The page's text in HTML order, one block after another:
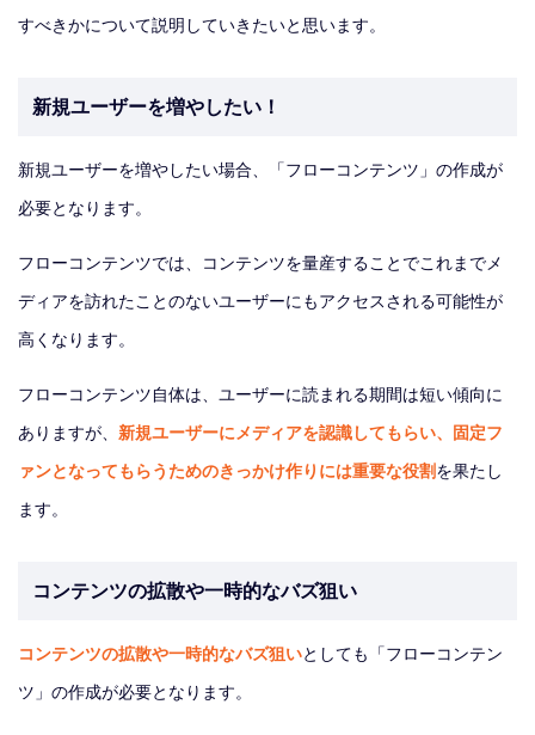
すべきかについて説明していきたいと思います。
新規ユーザーを増やしたい！
新規ユーザーを増やしたい場合、「フローコンテンツ」の作成が
必要となります。
フローコンテンツでは、コンテンツを量産することでこれまでメ
ディアを訪れたことのないユーザーにもアクセスされる可能性が
高くなります。
フローコンテンツ自体は、ユーザーに読まれる期間は短い傾向に
ありますが、 新規ユーザーにメディアを認識してもらい、固定フ
ァンとなってもらうためのきっかけ作りには重要な役割を果たし
ます。
コンテンツの拡散や一時的なバズ狙い
コンテンツの拡散や一時的なバズ狙いとしても「フローコンテン
ツ」の作成が必要となります。